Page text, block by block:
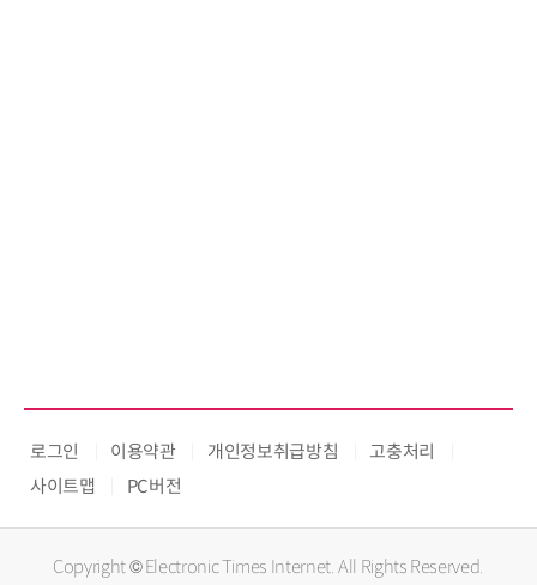
로그인 이용약관 개인정보취급방침
고충처리
사이트맵
PC버전
Copyright © Electronic Times Internet. All Rights Reserved.